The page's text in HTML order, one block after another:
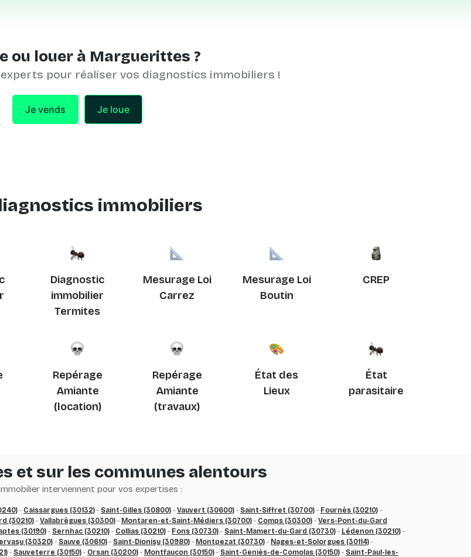
ou louer à Marguerittes ?
pour réaliser vos diagnostics immobiliers !
Je vends Je loue
immobiliers
Diagnostic
immobilier
Termites
Mesurage Loi
Carrez
Mesurage Loi
Boutin
CREP
Repérage
Amiante
(location)
Repérage
Amiante
(travaux)
État des
Lieux
État
parasitaire
et sur les communes alentours
interviennent pour vos expertises :
- Caissargues (30132) - Saint-Gilles (30800) - Vauvert (30600) - Saint-Siffret (30700) - Fournès (30210) -
(30210) - Vallabrègues (30300) - Montaren-et-Saint-Médiers (30700) - Comps (30300) - Vers-Pont-du-Gard
(30190) - Sernhac (30210) - Collias (30210) - Fons (30730) - Saint-Mamert-du-Gard (30730) - Lédenon (30210) -
(30320) - Sauve (30610) - Saint-Dionisy (30980) - Montpezat (30730) - Nages-et-Solorgues (30114) -
- Sauveterre (30150) - Orsan (30200) - Montfaucon (30150) - Saint-Geniès-de-Comolas (30150) - Saint-Paul-les-
de suivi